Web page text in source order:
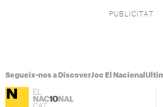
Segueix-nos a DiscoverJoc El Nacional